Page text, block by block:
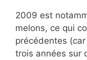
2009 est
melons, ce qui
précédentes
trois années sur